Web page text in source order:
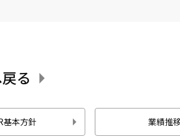
る
基本方針 業績推